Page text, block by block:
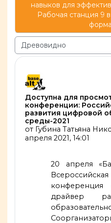
навыков для
Рабочая станция 9
Режим отображения
Доступна для
конференции:
развития цифровой
среды-2021
от Губина Татьяна
апреля 2021, 14:01
Количество ответов: 0
20 апреля
драйвер